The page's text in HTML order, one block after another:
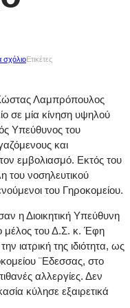
σχόλιοΕτικέτες
Λαμπρόπουλος
σε μία κίνηση υψηλού
Υπεύθυνος του
και
εμβολιασμό. Εκτός του
του νοσηλευτικού
του Γηροκομείου.
η Διοικητική Υπεύθυνη
μέλος του Δ.Σ. κ. Έφη
ιατρική της ιδιότητα, ως
¨Εδεσσας, στο
αλλεργίες. Δεν
κύλησε εξαιρετικά